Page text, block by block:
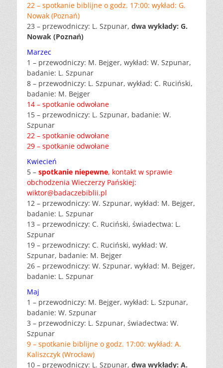
22 – spotkanie biblijne o godz. 17:00: wykład: G.
Nowak (Poznań)
23 – przewodniczy: L. Szpunar, dwa wykłady: G.
Nowak (Poznań)
Marzec
1 – przewodniczy: M. Bejger, wykład: W. Szpunar,
badanie: L. Szpunar
8 – przewodniczy: L. Szpunar, wykład: C. Ruciński,
badanie: M. Bejger
14 – spotkanie odwołane
15 – przewodniczy: L. Szpunar, badanie: W.
Szpunar
22 – spotkanie odwołane
29 – spotkanie odwołane
Kwiecień
5 – spotkanie niepewne, kontakt w sprawie
obchodzenia Wieczerzy Pańskiej:
wiktor@badaczebiblii.pl
12 – przewodniczy: W. Szpunar, wykład: M. Bejger,
badanie: L. Szpunar
13 – przewodniczy: C. Ruciński, świadectwa: L.
Szpunar
19 – przewodniczy: C. Ruciński, wykład: W.
Szpunar, badanie: M. Bejger
26 – przewodniczy: W. Szpunar, wykład: M. Bejger,
badanie: L. Szpunar
Maj
1 – przewodniczy: M. Bejger, wykład: L. Szpunar,
badanie: W. Szpunar
3 – przewodniczy: L. Szpunar, świadectwa: W.
Szpunar
9 – spotkanie biblijne o godz. 17:00: wykład: A.
Kaliszczyk (Wrocław)
10 – przewodniczy: L. Szpunar, dwa wykłady: A.